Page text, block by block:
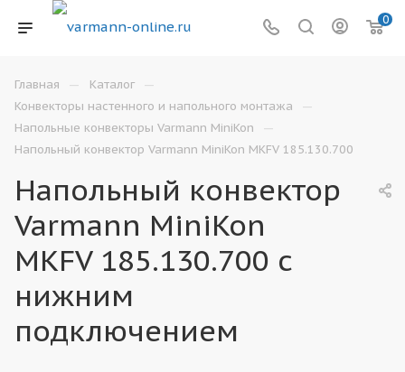
0
Главная — Каталог —
Конвекторы настенного и напольного монтажа —
Напольные конвекторы Varmann MiniKon —
Напольный конвектор Varmann MiniKon MKFV 185.130.700
Напольный конвектор
Varmann MiniKon
MKFV 185.130.700 с
нижним
подключением